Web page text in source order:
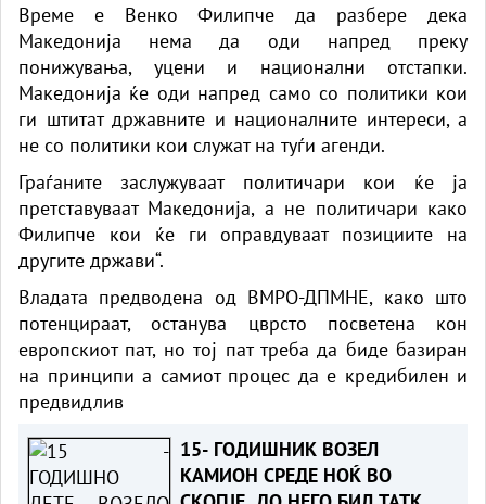
Време е Венко Филипче да разбере дека
Македонија нема да оди напред преку
понижувања, уцени и национални отстапки.
Македонија ќе оди напред само со политики кои
ги штитат државните и националните интереси, а
не со политики кои служат на туѓи агенди.
Граѓаните заслужуваат политичари кои ќе ја
претставуваат Македонија, а не политичари како
Филипче кои ќе ги оправдуваат позициите на
другите држави“.
Владата предводена од ВМРО-ДПМНЕ, како што
потенцираат, останува цврсто посветена кон
европскиот пат, но тој пат треба да биде базиран
на принципи а самиот процес да е кредибилен и
предвидлив
15- ГОДИШНИК ВОЗЕЛ
КАМИОН СРЕДЕ НОЌ ВО